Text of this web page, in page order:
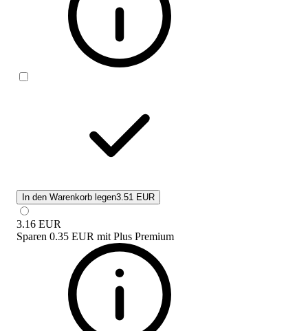
In den Warenkorb legen3.51 EUR
3.16 EUR
Sparen 0.35 EUR mit Plus Premium